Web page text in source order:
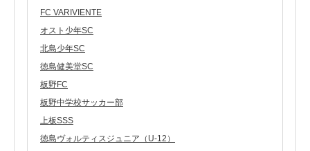
FC VARIVIENTE
オスト少年SC
北島少年SC
徳島健美堂SC
板野FC
板野中学校サッカー部
上板SSS
徳島ヴォルティスジュニア（U-12）